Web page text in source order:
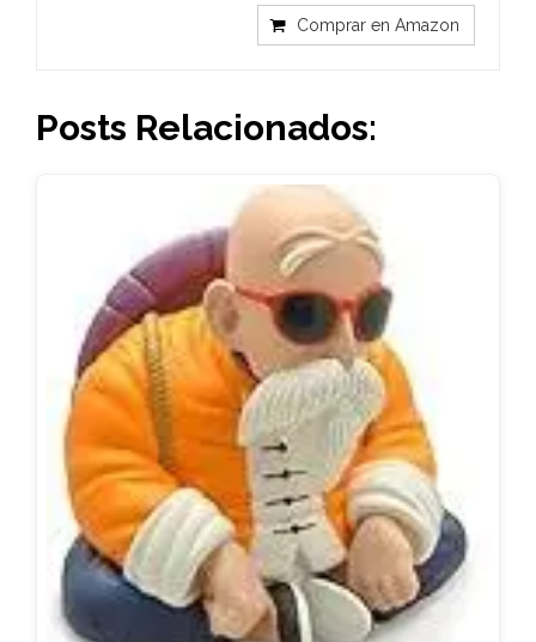
Comprar en Amazon
Posts Relacionados: